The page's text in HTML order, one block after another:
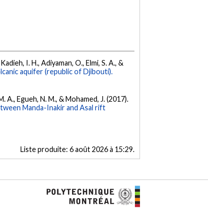
I. H., Adiyaman, O., Elmi, S. A., &
aquifer (republic of Djibouti).
A., Egueh, N. M., & Mohamed, J. (2017).
Manda-Inakir and Asal rift
Liste produite: 6 août 2026 à 15:29.